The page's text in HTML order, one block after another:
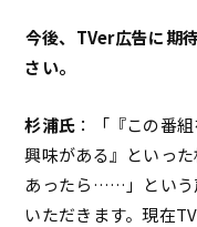
――今後、TVer広告に
さい。
杉浦氏 ：「『この番
興味がある』といっ
あったら……」という
いただきます。現在